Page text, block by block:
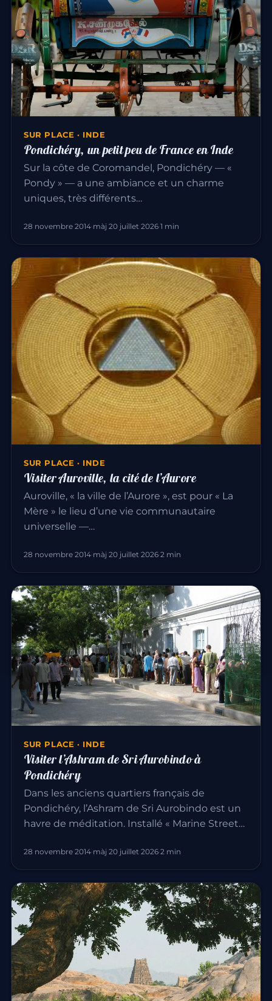
SUR PLACE · INDE
Pondichéry, un petit peu de France en Inde
Sur la côte de Coromandel, Pondichéry — «
Pondy » — a une ambiance et un charme
uniques, très différents…
28 novembre 2014·màj 20 juillet 2026·1 min
SUR PLACE · INDE
Visiter Auroville, la cité de l’Aurore
Auroville, « la ville de l’Aurore », est pour « La
Mère » le lieu d’une vie communautaire
universelle —…
28 novembre 2014·màj 20 juillet 2026·2 min
SUR PLACE · INDE
Visiter l’Ashram de Sri Aurobindo à
Pondichéry
Dans les anciens quartiers français de
Pondichéry, l’Ashram de Sri Aurobindo est un
havre de méditation. Installé « Marine Street…
28 novembre 2014·màj 20 juillet 2026·2 min